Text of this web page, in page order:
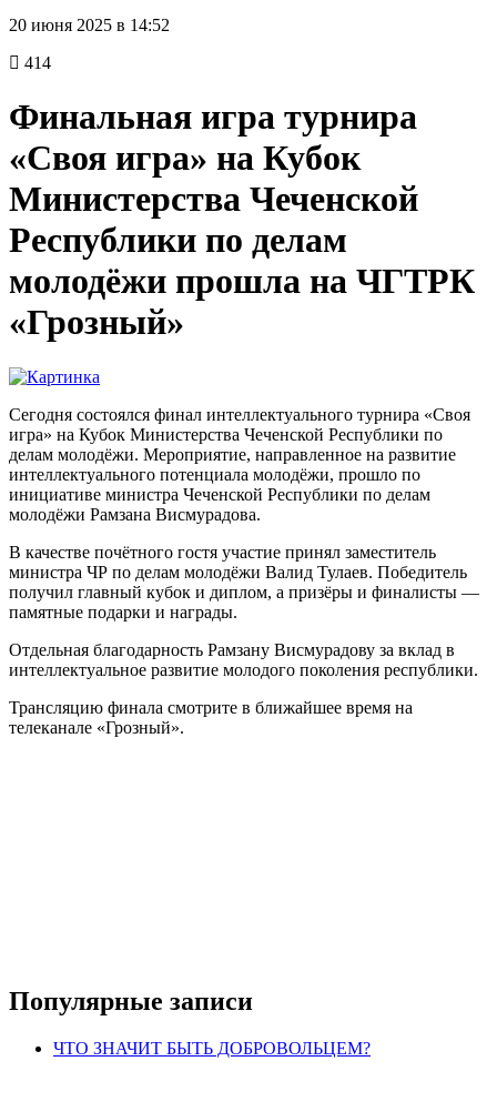
20 июня 2025 в 14:52
414
Финальная игра турнира
«Своя игра» на Кубок
Министерства Чеченской
Республики по делам
молодёжи прошла на ЧГТРК
«Грозный»
Сегодня состоялся финал интеллектуального турнира «Своя
игра» на Кубок Министерства Чеченской Республики по
делам молодёжи. Мероприятие, направленное на развитие
интеллектуального потенциала молодёжи, прошло по
инициативе министра Чеченской Республики по делам
молодёжи Рамзана Висмурадова.
В качестве почётного гостя участие принял заместитель
министра ЧР по делам молодёжи Валид Тулаев. Победитель
получил главный кубок и диплом, а призёры и финалисты —
памятные подарки и награды.
Отдельная благодарность Рамзану Висмурадову за вклад в
интеллектуальное развитие молодого поколения республики.
Трансляцию финала смотрите в ближайшее время на
телеканале «Грозный».
Популярные записи
ЧТО ЗНАЧИТ БЫТЬ ДОБРОВОЛЬЦЕМ?